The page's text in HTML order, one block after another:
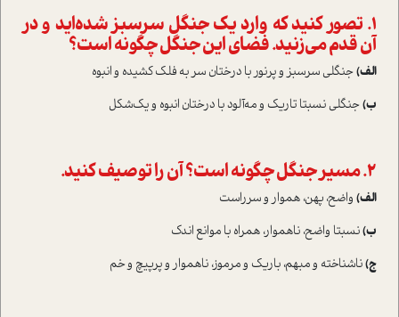
۱. تصور کنید که وارد یک جنگل سرسبز شده‌اید و در
آن قدم می‌زنید. فضای این جنگل چگونه است؟
الف) جنگلی سرسبز و پرنور با درختان سر به فلک کشیده و انبوه
ب) جنگلی نسبتا تاریک و مه‌آلود با درختان انبوه و یک‌شکل
۲. مسیر جنگل چگونه است؟ آن را توصیف کنید.
الف) واضح، پهن، هموار و سرراست
ب)نسبتا واضح، ناهموار، همراه با موانع اندک
ج)ناشناخته و مبهم، باریک و مرموز، ناهموار و پرپیچ و خم